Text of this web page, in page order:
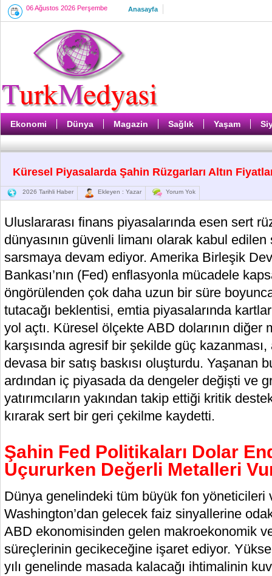
06 Ağustos 2026 Perşembe Anasayfa
Ekonomi Dünya Magazin Sağlık Yaşam
Küresel Piyasalarda Şahin Rüzgarları Altın
2026 Tarihli Haber Ekleyen : Yazar Yorum Yok
Uluslararası finans piyasalarında esen sert
dünyasının güvenli limanı olarak kabul
sarsmaya devam ediyor. Amerika Birleşik
Bankası’nın (Fed) enflasyonla mücadele
öngörülenden çok daha uzun bir süre
tutacağı beklentisi, emtia piyasalarında
yol açtı. Küresel ölçekte ABD dolarının diğer
karşısında agresif bir şekilde güç kazanması,
devasa bir satış baskısı oluşturdu. Yaşanan
ardından iç piyasada da dengeler değişti ve
yatırımcıların yakından takip ettiği kritik
kırarak sert bir geri çekilme kaydetti.
Şahin Fed Politikaları Dolar
Uçururken Değerli Metalleri
Dünya genelindeki tüm büyük fon yöneticileri
Washington’dan gelecek faiz sinyallerine
ABD ekonomisinden gelen makroekonomik
süreçlerinin gecikeceğine işaret ediyor.
yılı genelinde masada kalacağı ihtimalinin